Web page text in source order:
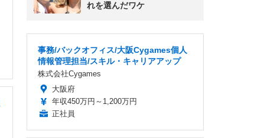
れを選んだワケ
事務/バックオフィス/大阪Cygames個人
情報管理担当/スキル・キャリアアップ
株式会社Cygames
大阪府
年収450万円～1,200万円
正社員